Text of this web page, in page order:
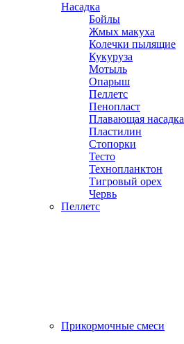
Насадка
Бойлы
Жмых макуха
Колечки пылящие
Кукуруза
Мотыль
Опарыш
Пеллетс
Пенопласт
Плавающая насадка
Пластилин
Стопорки
Тесто
Технопланктон
Тигровый орех
Червь
Пеллетс
Прикормочные смеси